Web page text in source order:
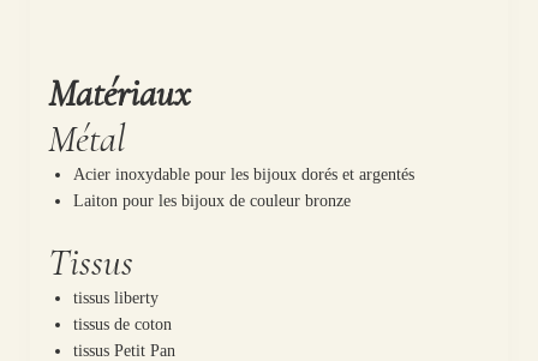
Matériaux
Métal
Acier inoxydable pour les bijoux dorés et argentés
Laiton pour les bijoux de couleur bronze
Tissus
tissus liberty
tissus de coton
tissus Petit Pan